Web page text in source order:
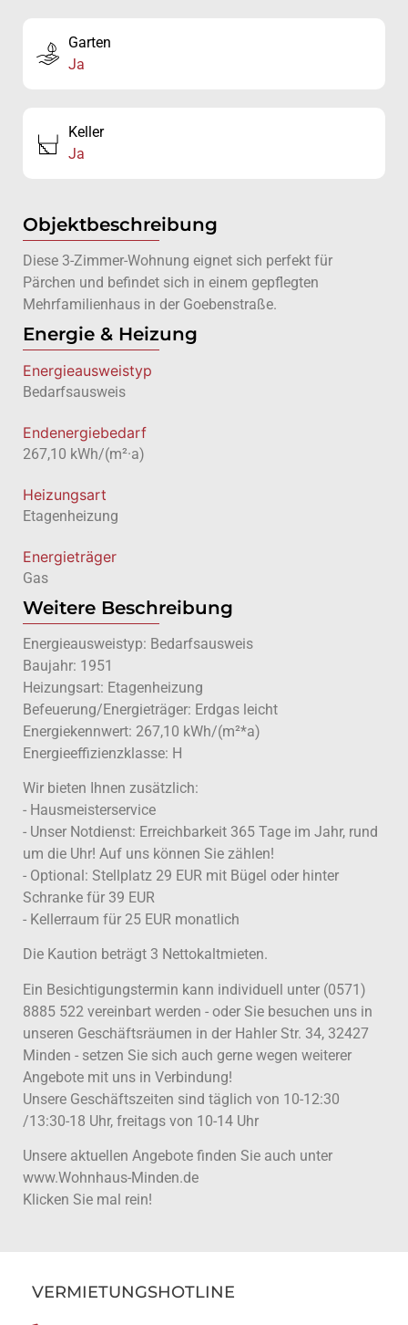
Garten
Ja
Keller
Ja
Objektbeschreibung
Diese 3-Zimmer-Wohnung eignet sich perfekt für
Pärchen und befindet sich in einem gepflegten
Mehrfamilienhaus in der Goebenstraße.
Energie & Heizung
Energie­ausweistyp
Bedarfsausweis
Endenergiebedarf
267,10 kWh/(m²·a)
Heizungsart
Etagenheizung
Energieträger
Gas
Weitere Beschreibung
Energieausweistyp: Bedarfsausweis
Baujahr: 1951
Heizungsart: Etagenheizung
Befeuerung/Energieträger: Erdgas leicht
Energiekennwert: 267,10 kWh/(m²*a)
Energieeffizienzklasse: H
Wir bieten Ihnen zusätzlich:
- Hausmeisterservice
- Unser Notdienst: Erreichbarkeit 365 Tage im Jahr, rund
um die Uhr! Auf uns können Sie zählen!
- Optional: Stellplatz 29 EUR mit Bügel oder hinter
Schranke für 39 EUR
- Kellerraum für 25 EUR monatlich
Die Kaution beträgt 3 Nettokaltmieten.
Ein Besichtigungstermin kann individuell unter (0571)
8885 522 vereinbart werden - oder Sie besuchen uns in
unseren Geschäftsräumen in der Hahler Str. 34, 32427
Minden - setzen Sie sich auch gerne wegen weiterer
Angebote mit uns in Verbindung!
Unsere Geschäftszeiten sind täglich von 10-12:30
/13:30-18 Uhr, freitags von 10-14 Uhr
Unsere aktuellen Angebote finden Sie auch unter
www.Wohnhaus-Minden.de
Klicken Sie mal rein!
VERMIETUNGSHOTLINE